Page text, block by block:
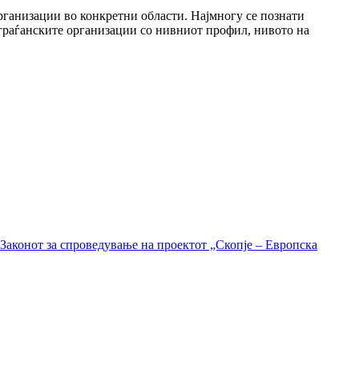
во конкретни области. Најмногу се познати
организации со нивниот профил, нивото на
за спроведување на проектот „Скопје – Европска